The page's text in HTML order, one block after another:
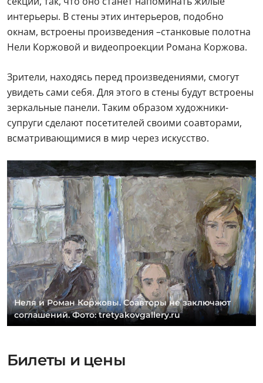
интерьеры. В стены этих интерьеров, подобно
окнам, встроены произведения –станковые полотна
Нели Коржовой и видеопроекции Романа Коржова.
Зрители, находясь перед произведениями, смогут
увидеть сами себя. Для этого в стены будут встроены
зеркальные панели. Таким образом художники-
супруги сделают посетителей своими соавторами,
всматривающимися в мир через искусство.
Неля и Роман Коржовы. Соавторы не заключают
соглашений. Фото: tretyakovgallery.ru
Билеты и цены